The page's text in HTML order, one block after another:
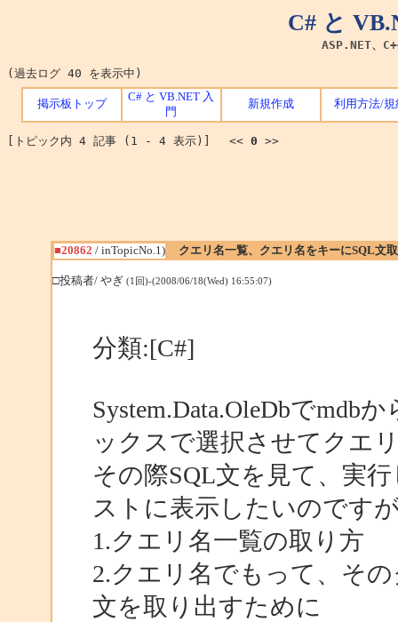
C# と
ASP.NET、
(過去ログ 40 を表示中)
掲示板トップ
C# と VB.NET 入
門
新規作成 利用方法/規
[トピック内 4 記事 (1 - 4 表示)] << 0 >>
■20862 / inTopicNo.1) クエリ名一覧、クエリ名をキーにSQL文
□投稿者/ やぎ (1回)-(2008/06/18(Wed) 16:55:07)
分類:[C#]
System.Data.OleDbでmdb
ックスで選択させてクエ
その際SQL文を見て、実
ストに表示したいのです
1.クエリ名一覧の取り方
2.クエリ名でもって、そ
文を取り出すために